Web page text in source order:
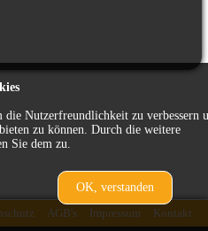
zurück
Kontakt
Impressum
AGB's
die Nutzerfreundlichkeit zu verbessern
zu können. Durch die weitere
Sie dem zu.
OK, verstanden